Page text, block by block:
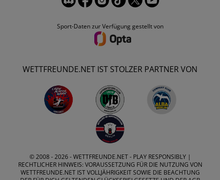
Sport-Daten zur Verfügung gestellt von
WETTFREUNDE.NET IST STOLZER PARTNER VON
© 2008 - 2026 -WETTFREUNDE.NET- PLAY RESPONSIBLY |
RECHTLICHER HINWEIS: VORAUSSETZUNG FÜR DIE NUTZUNG VON
WETTFREUNDE.NET IST VOLLJÄHRIGKEIT SOWIE DIE BEACHTUNG